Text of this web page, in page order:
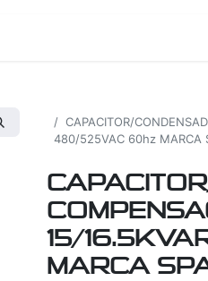
CAPACITOR/
480/525VAC 60hz MARCA
15/
MARCA